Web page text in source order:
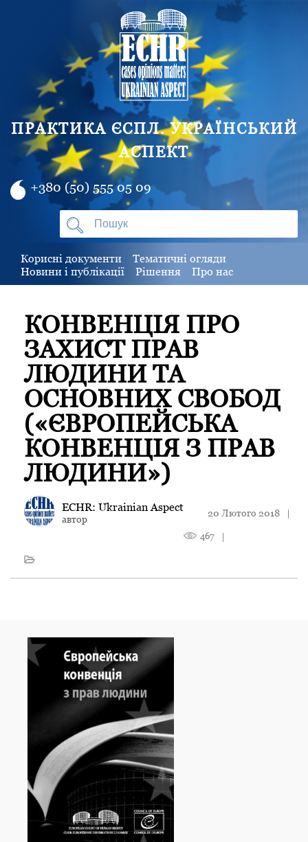
ПРАКТИКА ЄСПЛ. УКРАЇНСЬКИЙ
АСПЕКТ
+380 (50) 555 05 09
Корисні документи
Тематичні огляди
Новини і публікації
Рішення Про нас
КОНВЕНЦІЯ ПРО
ЗАХИСТ ПРАВ
ЛЮДИНИ ТА
ОСНОВНИХ СВОБОД
(«ЄВРОПЕЙСЬКА
КОНВЕНЦІЯ З ПРАВ
ЛЮДИНИ»)
ECHR: Ukrainian Aspect
автор
20 Лютого 2018 |
467 |